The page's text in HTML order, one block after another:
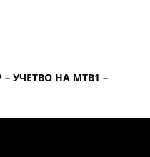
УЧЕТВО НА МТВ1 –